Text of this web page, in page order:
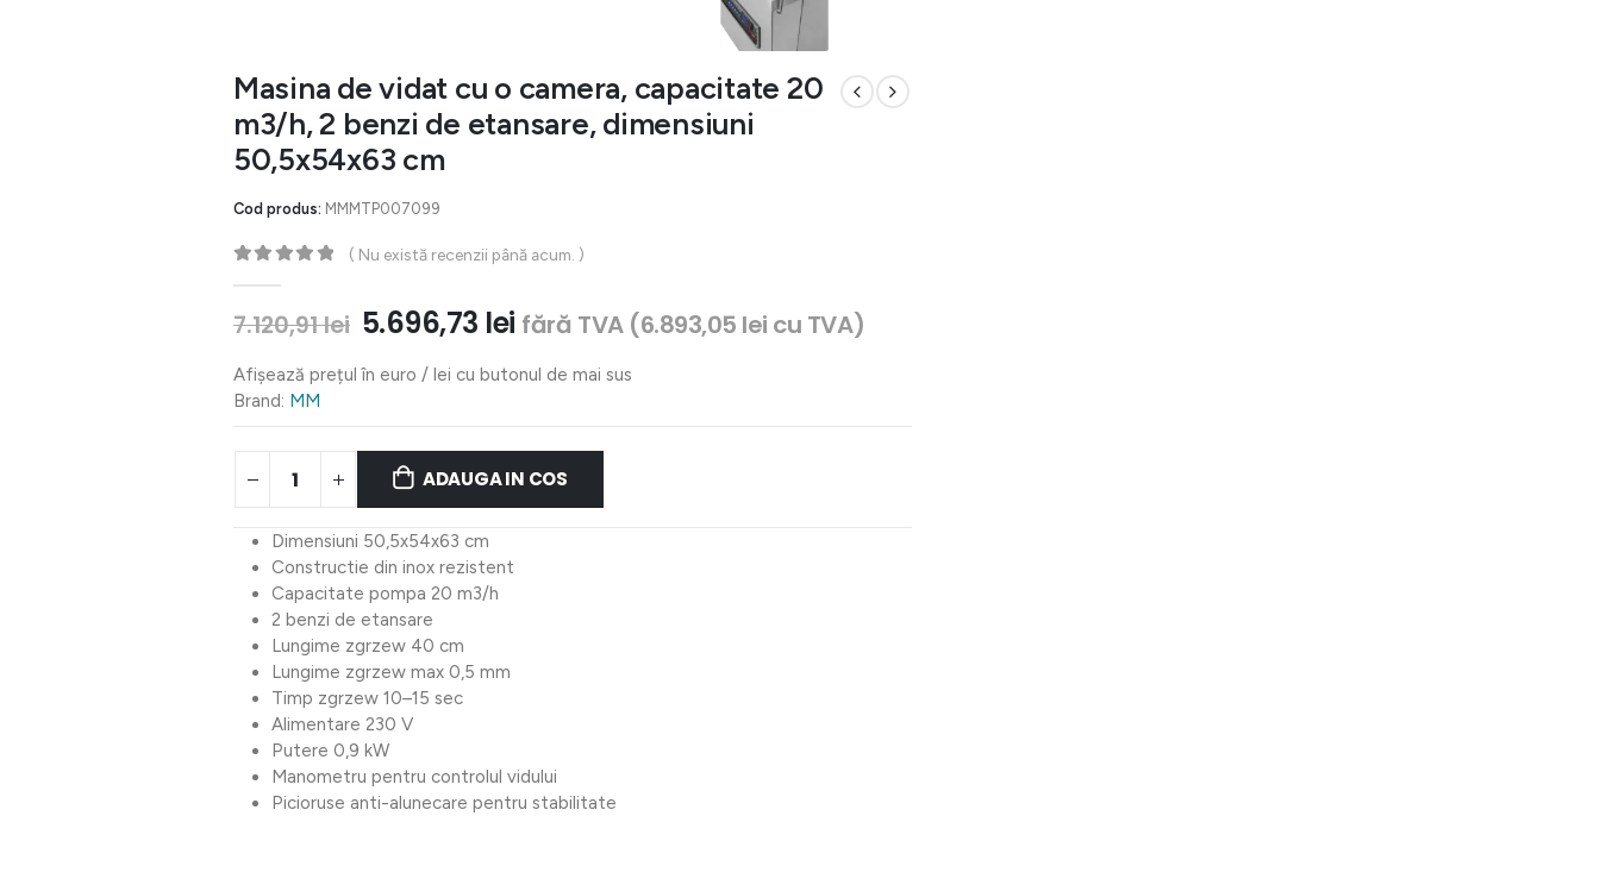
Masina de vidat cu o camera, capacitate 20
m3/h, 2 benzi de etansare, dimensiuni
50,5x54x63 cm
Cod produs: MMMTP007099
( Nu există recenzii până acum. )
7.120,91lei Prețul
a
7.120,91 lei.
5.696,73 leiPrețul
este:
fără TVA (6.893,05 lei cu TVA)
Afișează prețul în euro / lei cu butonul de mai sus
Brand: MM
ADAUGA IN COS
Dimensiuni 50,5x54x63 cm
Constructie din inox rezistent
Capacitate pompa 20 m3/h
2 benzi de etansare
Lungime zgrzew 40 cm
Lungime zgrzew max 0,5 mm
Timp zgrzew 10–15 sec
Alimentare 230 V
Putere 0,9 kW
Manometru pentru controlul vidului
Picioruse anti-alunecare pentru stabilitate